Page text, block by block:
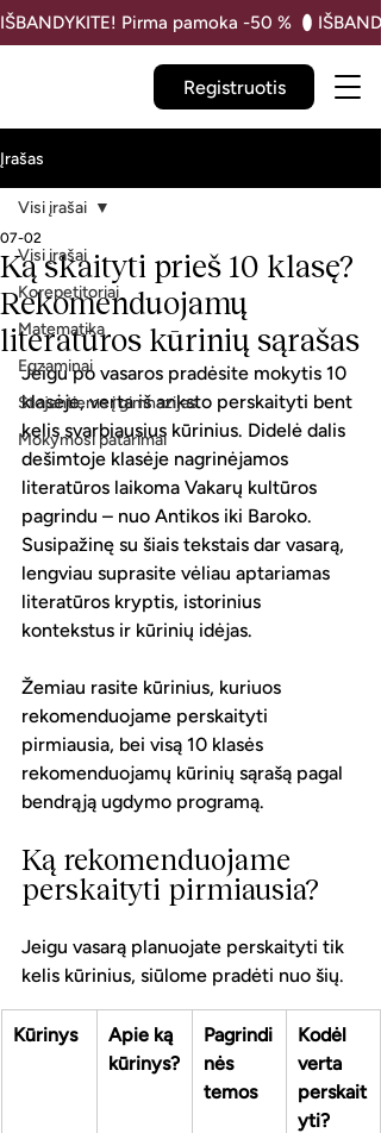
Registruotis
IŠBANDYKITE! Pirma pamoka -50 %
Įrašas
Visi įrašai
Korepetitoriai
Matematika
Egzaminai
Stojantiems į gimnazijas
Mokymosi patarimai
Visi įrašai
Ką skaityti prieš 10 klasę?
Rekomenduojamų
literatūros kūrinių sąrašas
07-02
Jeigu po vasaros pradėsite mokytis 10
klasėje, verta iš anksto perskaityti bent
kelis svarbiausius kūrinius. Didelė dalis
dešimtoje klasėje nagrinėjamos
literatūros laikoma Vakarų kultūros
pagrindu – nuo Antikos iki Baroko.
Susipažinę su šiais tekstais dar vasarą,
lengviau suprasite vėliau aptariamas
literatūros kryptis, istorinius
kontekstus ir kūrinių idėjas.
Žemiau rasite kūrinius, kuriuos
rekomenduojame perskaityti
pirmiausia, bei visą 10 klasės
rekomenduojamų kūrinių sąrašą pagal
bendrąją ugdymo programą.
Ką rekomenduojame
perskaityti pirmiausia?
Jeigu vasarą planuojate perskaityti tik
kelis kūrinius, siūlome pradėti nuo šių.
Kūrinys
Apie ką
kūrinys?
Pagrindi
nės
temos
Kodėl
verta
perskait
yti?